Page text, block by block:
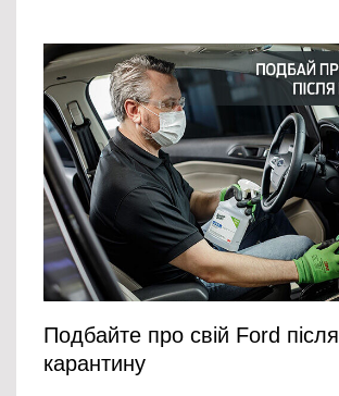
Подбайте про свій Ford після
карантину